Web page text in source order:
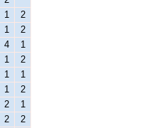
1
2
1
2
4
1
1
2
1
1
1
2
2
1
2
2